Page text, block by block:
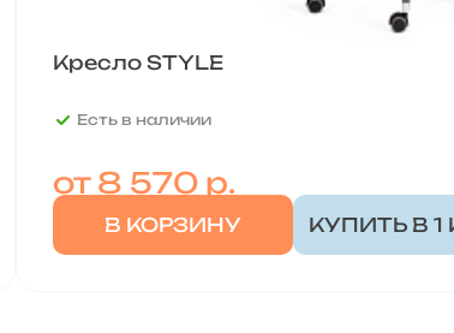
Кресло STYLE
Есть в наличии
от 8 570 р.
В КОРЗИНУ КУПИТЬ В 1